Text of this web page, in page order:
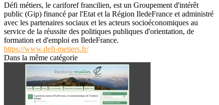
Défi métiers, le cariforef francilien, est un Groupement d'intérêt
public (Gip) financé par l'Etat et la Région IledeFrance et administré
avec les partenaires sociaux et les acteurs socioéconomiques au
service de la réussite des politiques publiques d'orientation, de
formation et d'emploi en IledeFrance.
https://www.defi-metiers.fr/
Dans la même catégorie